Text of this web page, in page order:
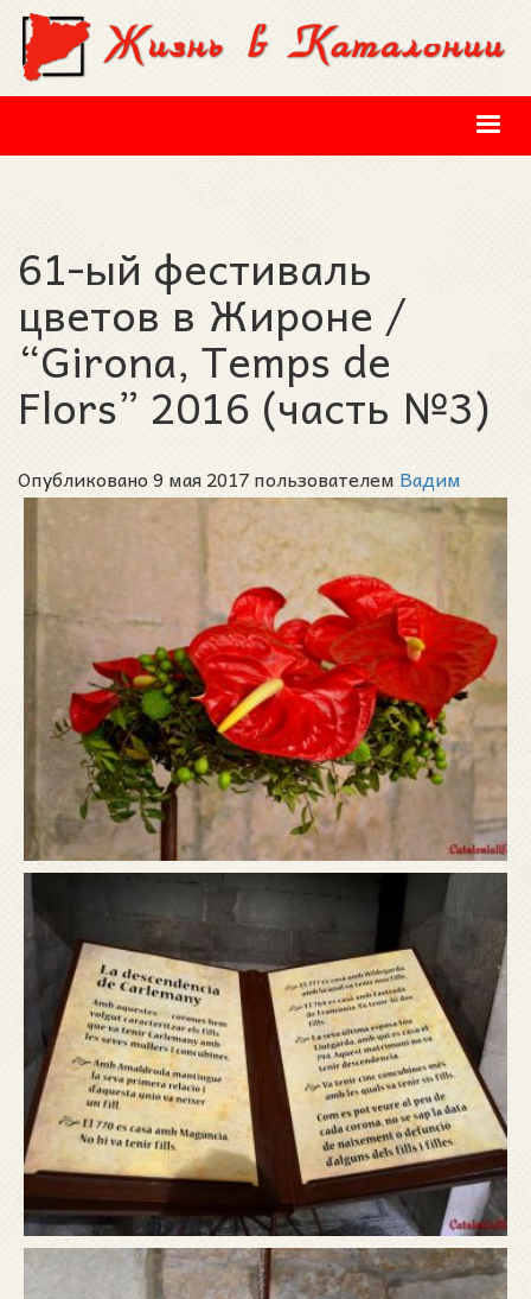
Перейти к основному содержанию
61-ый фестиваль
цветов в Жироне /
“Girona, Temps de
Flors” 2016 (часть №3)
Опубликовано 9 мая 2017 пользователем Вадим